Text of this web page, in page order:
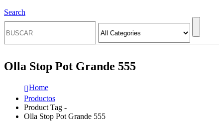
Search
Olla Stop Pot Grande 555
Home
Productos
Product Tag -
Olla Stop Pot Grande 555